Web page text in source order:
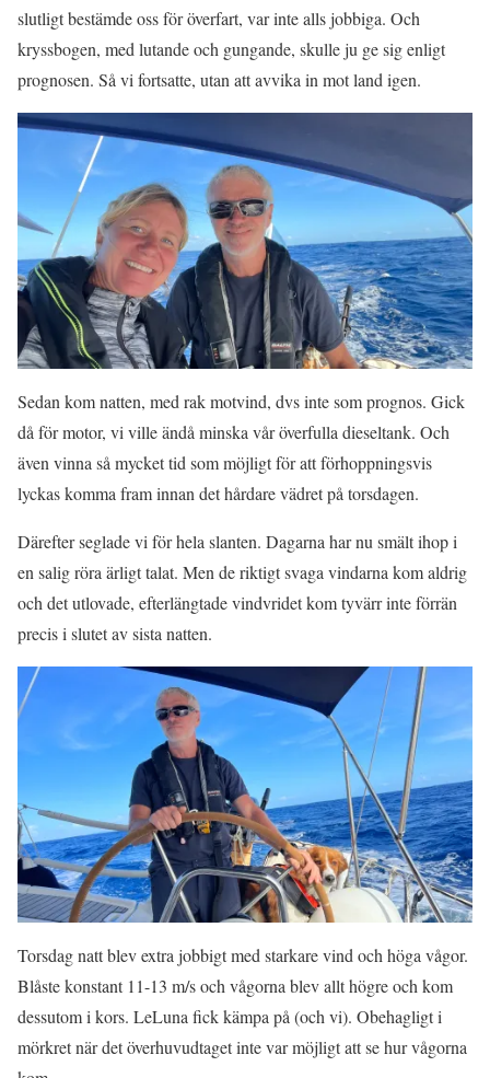
slutligt bestämde oss för överfart, var inte alls jobbiga. Och
kryssbogen, med lutande och gungande, skulle ju ge sig enligt
prognosen. Så vi fortsatte, utan att avvika in mot land igen.
Sedan kom natten, med rak motvind, dvs inte som prognos. Gick
då för motor, vi ville ändå minska vår överfulla dieseltank. Och
även vinna så mycket tid som möjligt för att förhoppningsvis
lyckas komma fram innan det hårdare vädret på torsdagen.
Därefter seglade vi för hela slanten. Dagarna har nu smält ihop i
en salig röra ärligt talat. Men de riktigt svaga vindarna kom aldrig
och det utlovade, efterlängtade vindvridet kom tyvärr inte förrän
precis i slutet av sista natten.
Torsdag natt blev extra jobbigt med starkare vind och höga vågor.
Blåste konstant 11-13 m/s och vågorna blev allt högre och kom
dessutom i kors. LeLuna fick kämpa på (och vi). Obehagligt i
mörkret när det överhuvudtaget inte var möjligt att se hur vågorna